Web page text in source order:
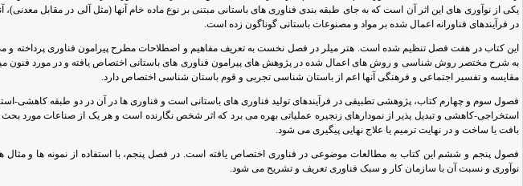
یکی از نوآوری های این اثر آن است که به جای طبقه بندی فناوری های باستانی مبتنی بر نوع ماده خام آنها (مثل آلی در مقابل
در فرآیندهای فناورانه اعمال شده بر مواد و مصنوعات باستانی گوناگون زده است.
این کتاب در هفت فصل تنظیم شده است. هتر میلر در فصل نخست به تعریف مفاهیم و اصطلاحات مطرح پیرامون فناوری پرداخته و
به شرح مختصر روش شناسی و روش های اعمال شده در پژوهش های پیرامون فناوری های باستانی اختصاص یافته و در مورد فنون
مقایسه و تفسیر اجتماعی و فرهنگی آنها اعم از باستان شناسی تجربی و قوم باستان شناسی اختصاص دارد.
فصول سوم و چهارم کتاب، پژوهشی تطبیقی در فرآیندهای تولید فناوری های باستانی است و فناوری ها در آن در دو طبقه کاهشی-
استخراجی-کاهشی و تبدیل پذیر از نمودارهای زنجیره عملیاتی بهره می برد که اثر شخص نگارنده است و هر یک از صناعات مورد
بافت یا ساخت و در نهایت ترمیم یا علاج نهایی پیگیری می شود.
فصول پنجم و ششم این کتاب به مطالعات موضوعی در فناوری اختصاص یافته است. در فصل پنجم، با استفاده از نمونه ها و
نوآوری و نسبت آن با سازمان کار و سبک فناوری تعریف و تشریح می شود.